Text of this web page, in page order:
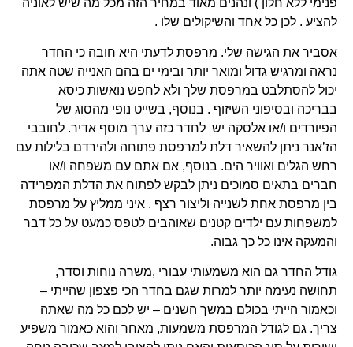
פנימי ללא חלון ) ונהנים מאוד במחיר הזה מכל מה שיש לאוניה
להציע . לכן כל אחד והשיקולים שלו .
אסביר את הגישה שלי. מרפסת לדעתי היא חובה כי החדר
נראה ומרגיש גדול ומואר יותר ובימי ים בהם האנייה שטה אתה
יכול להסתלבט במרפסת שלך ולא לחפש נואשות כיסא
בבריכה ובסיפוני השיזוף . בנוסף, בשייט נופי מהסוג של
הפיורדים ו/או אלסקה יש לחדר כזה ערך מוסף אדיר. לחובבי
הז’אנר ניתן להשאיר דלת למרפסת פתוחה ולהירדם בלילות עם
רחש הגלים ואוויר הים. בנוסף, אם אתם עם משפחה ו/או
חברים בתאים סמוכים ניתן לבקש לפתוח את הדלת המפרידה
בין מרפסת אחת לשנייה וליצור רצף . איני ממליץ על מרפסת
למשפחות עם ילדים קטנים שאוהבים לטפס כמעט על כל דבר
והמעקה אינו כל כך גבוה.
גודל החדר גם הוא משמעותי עבורי ,משרה נוחות וסדר,
תחושה נעימה יותר למרות שגם בחדר הכי פצפון שהייתי –
וכאמור הייתי בכולם במשך השנים – יש לכם כל מה שאתה
צריך. גם לגודל המרפסת משמעות, מאחר והוא כאמור משפיע